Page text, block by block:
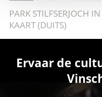
PARK STILFSERJOCH
KAART (DUITS)
Ervaar de